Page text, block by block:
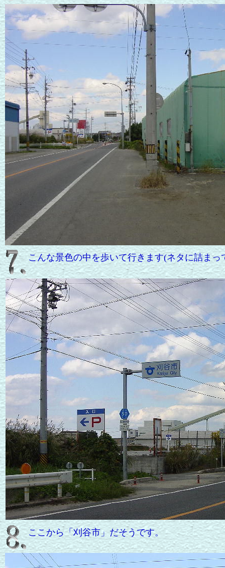
ここから「刈谷市」だそうです。
こんな景色の中を歩いて行きます(ネタに詰まっ